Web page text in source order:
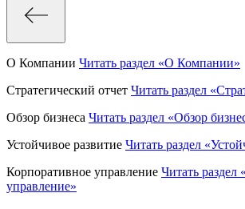
О Компании Читать раздел «О Компании»
Стратегический отчет Читать раздел
Обзор бизнеса Читать раздел «Обзор
Устойчивое развитие Читать раздел
Корпоративное управление Читать раздел
управление»